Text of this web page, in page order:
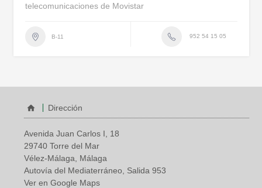
telecomunicaciones de Movistar
B-11 952 54 15 05
Dirección
Avenida Juan Carlos I, 18
29740 Torre del Mar
Vélez-Málaga, Málaga
Autovía del Mediaterráneo, Salida 953
Ver en Google Maps